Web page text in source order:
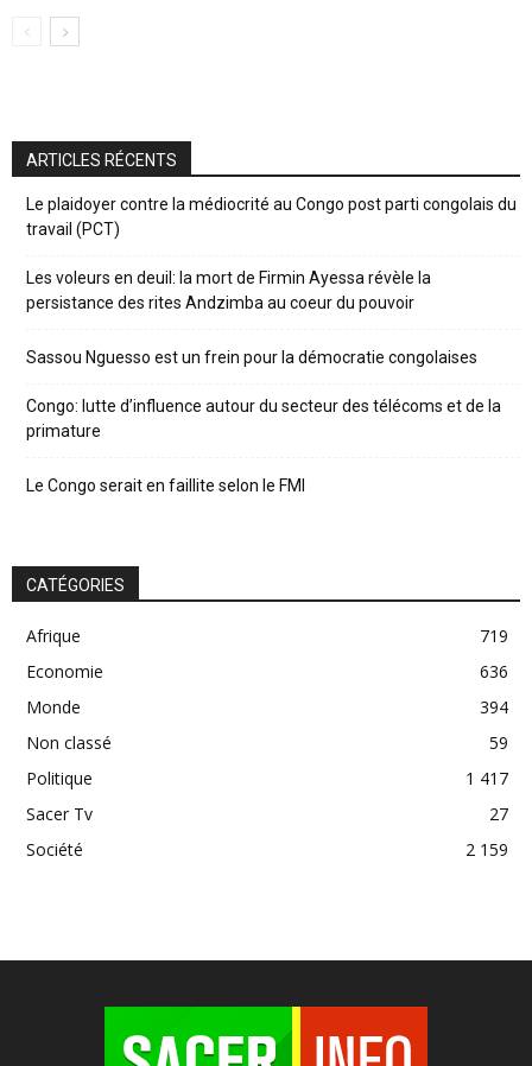
ARTICLES RÉCENTS
Le plaidoyer contre la médiocrité au Congo post parti congolais du
travail (PCT)
Les voleurs en deuil: la mort de Firmin Ayessa révèle la
persistance des rites Andzimba au coeur du pouvoir
Sassou Nguesso est un frein pour la démocratie congolaises
Congo: lutte d’influence autour du secteur des télécoms et de la
primature
Le Congo serait en faillite selon le FMI
CATÉGORIES
Afrique
719
Economie
636
Monde
394
Non classé
59
Politique
1 417
Sacer Tv
27
Société
2 159